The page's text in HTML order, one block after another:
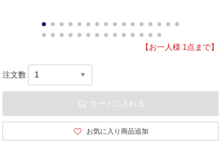
10 11 12 13 14 15
17
18 19 20 21 22 23 24 25 26 27 28 29
【お一人様 1点まで】
注文数
カートに入れる
お気に入り商品追加